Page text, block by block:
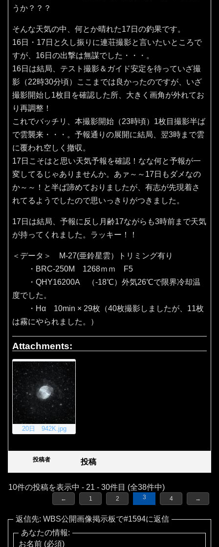
うか？？？
そんな天気の中、何とか晴れた17日の釣果です。
16日・17日と久し振りに連荘撮影と言いたいところで
すが、16日の出撃は無謀でした・・・。
16日は結局、テスト撮影＆ガイド安定を待っていざ撮
影（22時30分頃）ここまでは良かったのですが、いざ
撮影開始し1枚目を確認した所、大きく画角が外れてお
り再調整！
これでバッチリ、本撮影開始（23時頃）1枚目撮影半ば
で雲襲来・・・。予報通りの展開に結局、翌3時まで雲
に覆われ空しく撤収。
17日こそはと思い天気予報を確認！なな何と予報が一
変してるじゃありませんか。あァ～～17日もダメなの
か～～！と半ば諦めておりましたが、有志が先現着さ
れてるようでしたので思いっきりがつきました。
17日は結局、予報に反し月齢17ながらも3時前まで天気
が持ってくれました。ラッキー！！
＜データ＞ M-27(亜鈴星雲）トリミング有り
・BRC-250M 1268ｍｍ F5
・QHY16200A （‐18℃）外気26℃で限界冷却温
度でした。
・Hα 10min × 29枚（40枚撮影しましたが、11枚
は霧にやられました。）
Attachments:
20日 942K.jpg
投稿者 投稿
10件の投稿を表示中 - 21 - 30件目 (全38件中)
← 1 2 3 4 →
返信先: WBS公開画像掲示板で#1594に返信
あなたの情報:
お名前 (必須)